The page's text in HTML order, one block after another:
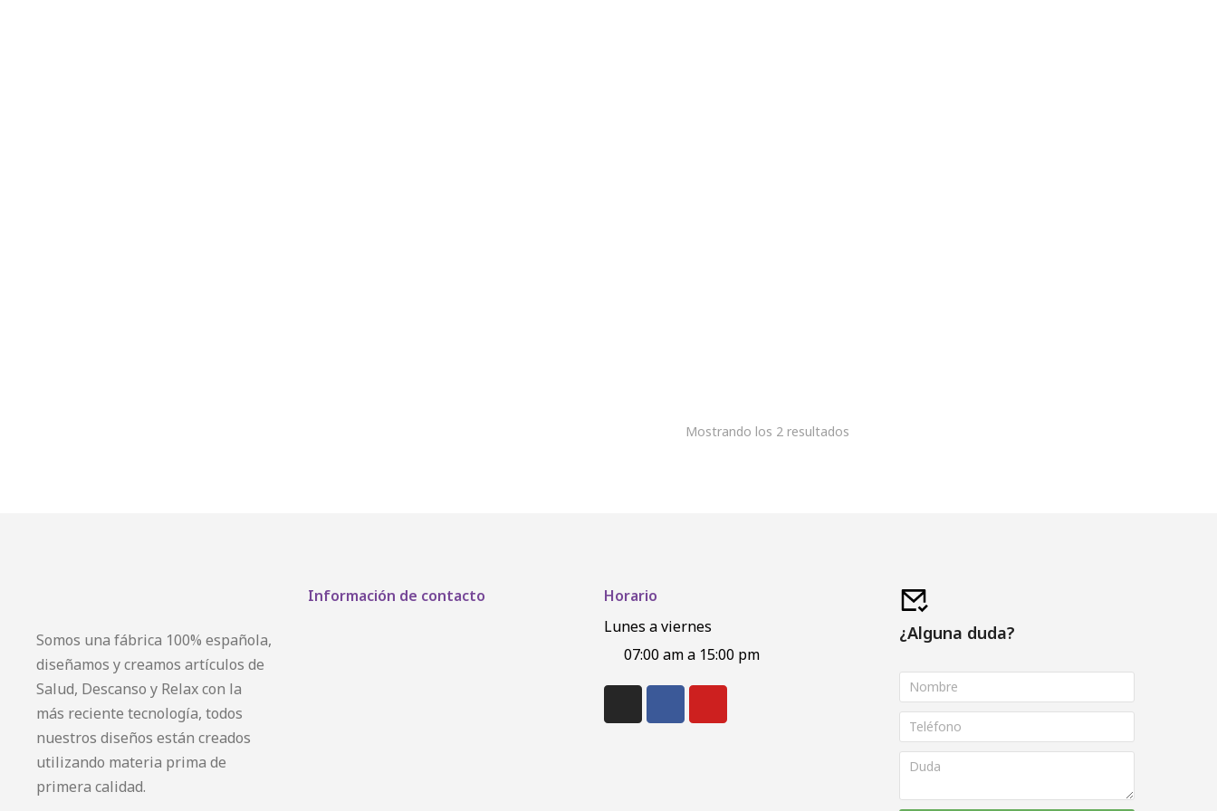
Mostrando los 2 resultados
Somos una fábrica 100% española,
diseñamos y creamos artículos de
Salud, Descanso y Relax con la
más reciente tecnología, todos
nuestros diseños están creados
utilizando materia prima de
primera calidad.
Información de contacto
Horario
Lunes a viernes
07:00 am a 15:00 pm
¿Alguna duda?